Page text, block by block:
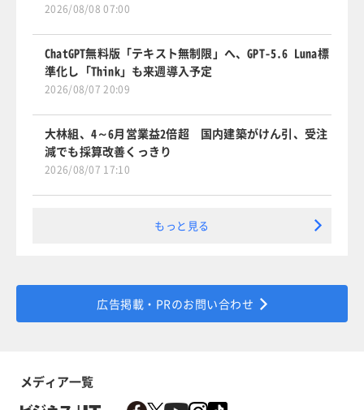
2026/08/08 07:00
ChatGPT無料版「テキスト無制限」へ、GPT-5.6 Luna標
準化し「Think」も来週導入予定
2026/08/07 20:09
大林組、4～6月営業益2倍超 国内建築がけん引、受注
減でも採算改善くっきり
2026/08/07 17:10
もっと見る
広告掲載・PRのお問い合わせ
メディア一覧